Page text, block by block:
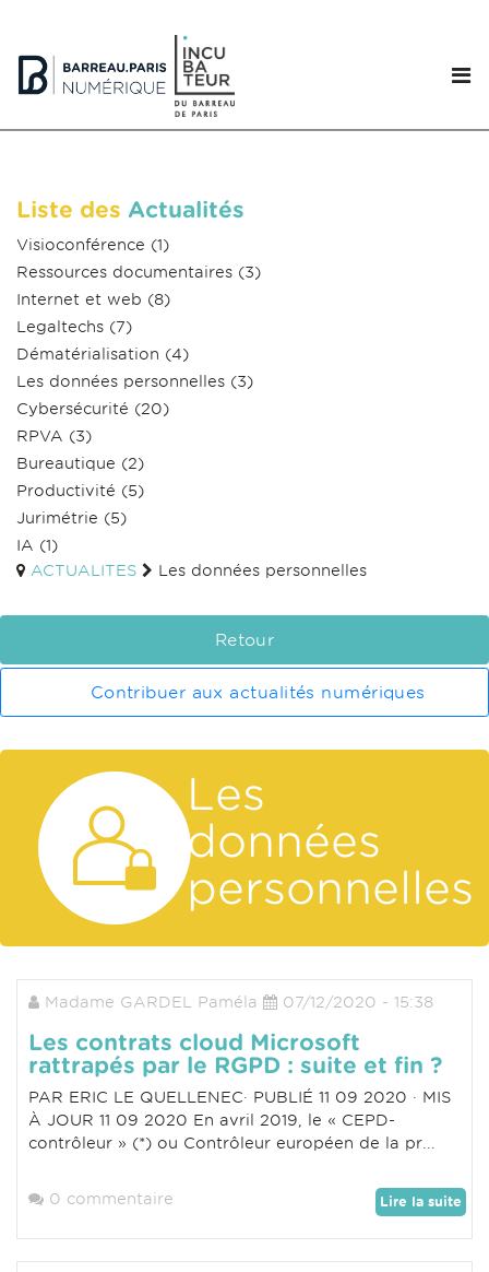
Liste des Actualités
Visioconférence (1)
Ressources documentaires (3)
Internet et web (8)
Legaltechs (7)
Dématérialisation (4)
Les données personnelles (3)
Cybersécurité (20)
RPVA (3)
Bureautique (2)
Productivité (5)
Jurimétrie (5)
IA (1)
ACTUALITES
Les données personnelles
Retour
Contribuer aux actualités numériques
Les
données
personnelles
Madame GARDEL Paméla 07/12/2020 - 15:38
Les contrats cloud Microsoft
rattrapés par le RGPD : suite et fin ?
PAR ERIC LE QUELLENEC· PUBLIÉ 11 09 2020 · MIS
À JOUR 11 09 2020 En avril 2019, le « CEPD-
contrôleur » (*) ou Contrôleur européen de la pr...
0 commentaire Lire la suite